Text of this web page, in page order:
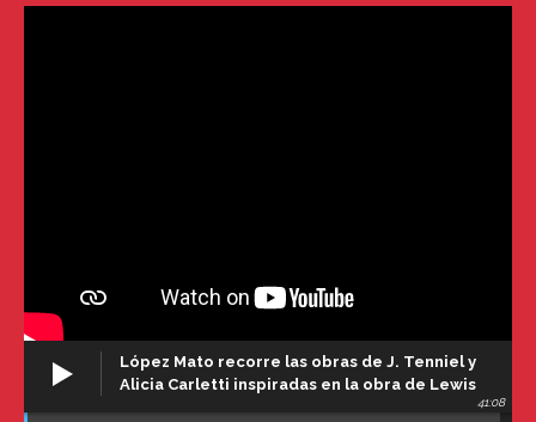
López Mato recorre las obras de J. Tenniel y
Alicia Carletti inspiradas en la obra de Lewis
41:08